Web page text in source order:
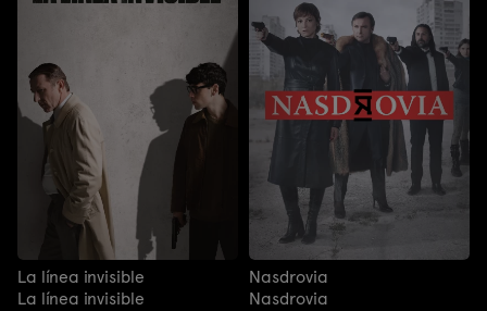
La línea invisible
La línea invisible
Nasdrovia
Nasdrovia